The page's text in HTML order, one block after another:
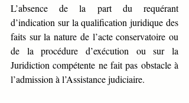
L’absence de la part du requérant
d’indication sur la qualification juridique des
faits sur la nature de l’acte conservatoire ou
de la procédure d’exécution ou sur la
Juridiction compétente ne fait pas obstacle à
l’admission à l’Assistance judiciaire.